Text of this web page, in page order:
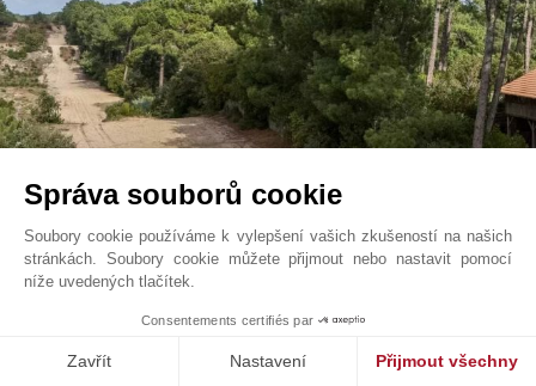
Lège-Cap-Ferret - Le Canon
Jihozápad, Francie
3 150 000 EUR
Prodej Vila
Správa souborů cookie
Soubory cookie používáme k vylepšení vašich zkušeností na našich
stránkách. Soubory cookie můžete přijmout nebo nastavit pomocí
níže uvedených tlačítek.
Consentements certifiés par
Zavřít Nastavení Přijmout všechny